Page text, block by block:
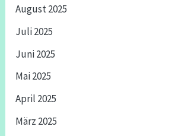
August 2025
Juli 2025
Juni 2025
Mai 2025
April 2025
März 2025